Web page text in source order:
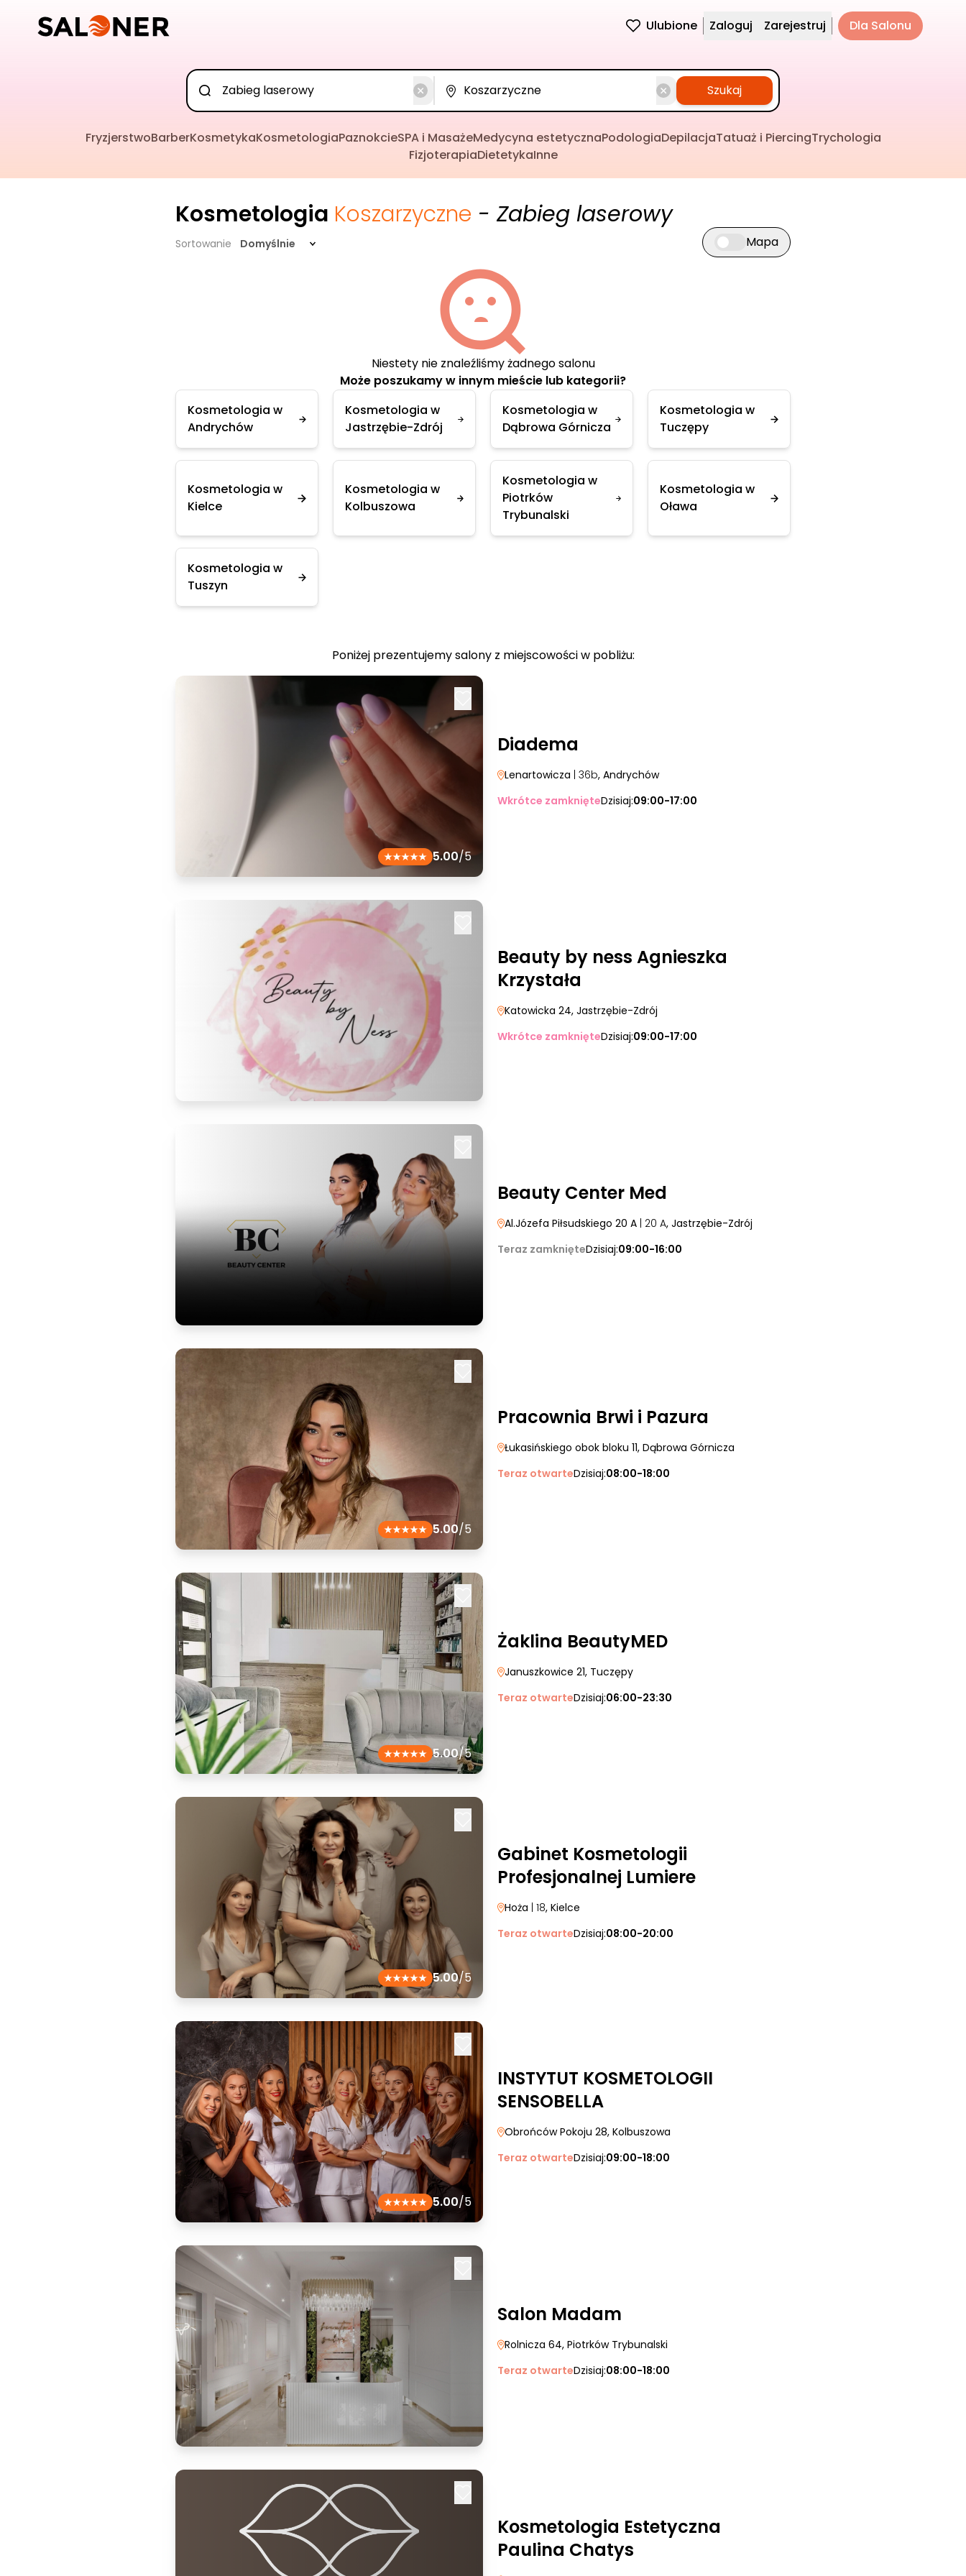
Ulubione Zaloguj Zarejestruj Dla Salonu
Szukaj
FryzjerstwoBarberKosmetykaKosmetologiaPaznokcieSPA i MasażeMedycyna estetycznaPodologiaDepilacjaTatuaż i PiercingTrychologia
FizjoterapiaDietetykaInne
Kosmetologia Koszarzyczne - Zabieg laserowy
Sortowanie Domyślnie Przełącz widok mapy
Mapa
Niestety nie znaleźliśmy żadnego salonu
Może poszukamy w innym mieście lub kategorii?
Kosmetologia w
Andrychów
Kosmetologia w
Jastrzębie-Zdrój
Kosmetologia w
Dąbrowa Górnicza
Kosmetologia w
Tuczępy
Kosmetologia w
Kielce
Kosmetologia w
Kolbuszowa
Kosmetologia w
Piotrków
Trybunalski
Kosmetologia w
Oława
Kosmetologia w
Tuszyn
Poniżej prezentujemy salony z miejscowości w pobliżu:
5.00/5
Diadema
Lenartowicza | 36b, Andrychów
Wkrótce zamknięteDzisiaj:09:00-17:00
Beauty by ness Agnieszka
Krzystała
Katowicka 24, Jastrzębie-Zdrój
Wkrótce zamknięteDzisiaj:09:00-17:00
Beauty Center Med
Al.Józefa Piłsudskiego 20 A | 20 A, Jastrzębie-Zdrój
Teraz zamknięteDzisiaj:09:00-16:00
5.00/5
Pracownia Brwi i Pazura
Łukasińskiego obok bloku 11, Dąbrowa Górnicza
Teraz otwarteDzisiaj:08:00-18:00
5.00/5
Żaklina BeautyMED
Januszkowice 21, Tuczępy
Teraz otwarteDzisiaj:06:00-23:30
5.00/5
Gabinet Kosmetologii
Profesjonalnej Lumiere
Hoża | 18, Kielce
Teraz otwarteDzisiaj:08:00-20:00
5.00/5
INSTYTUT KOSMETOLOGII
SENSOBELLA
Obrońców Pokoju 28, Kolbuszowa
Teraz otwarteDzisiaj:09:00-18:00
Salon Madam
Rolnicza 64, Piotrków Trybunalski
Teraz otwarteDzisiaj:08:00-18:00
Kosmetologia Estetyczna
Paulina Chatys